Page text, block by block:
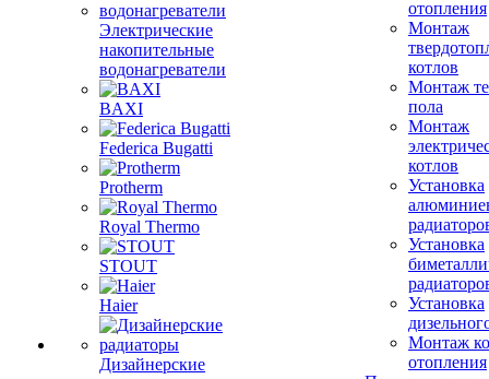
Электрические
накопительные
водонагреватели
BAXI
Federica Bugatti
Protherm
Royal Thermo
STOUT
Haier
Дизайнерские
отопления
Монтаж
котлов
Монтаж
пола
Монтаж
котлов
Установка
Установка
Установка
Монтаж
отопления